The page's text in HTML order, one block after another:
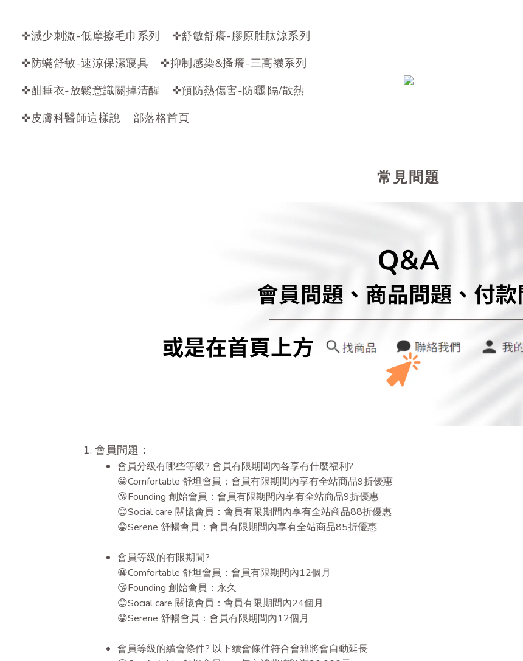
✜減少刺激-低摩擦毛巾系列
✜舒敏舒癢-膠原胜肽涼系列
✜防蟎舒敏-速涼保潔寢具
✜抑制感染&搔癢-三高襪系列
✜酣睡衣-放鬆意識關掉清醒
✜預防熱傷害-防曬.隔/散熱
✜皮膚科醫師這樣說
部落格首頁
常見問題
1. 會員問題：
會員分級有哪些等級? 會員有限期間內各享有什麼福利?
😀Comfortable 舒坦會員：會員有限期間內享有全站商品9折優惠
😘Founding 創始會員：會員有限期間內享有全站商品9折優惠
😊Social care 關懷會員：會員有限期間內享有全站商品88折優惠
😁Serene 舒暢會員：會員有限期間內享有全站商品85折優惠
會員等級的有限期間?
😀Comfortable 舒坦會員：會員有限期間內12個月
😘Founding 創始會員：永久
😊Social care 關懷會員：會員有限期間內24個月
😁Serene 舒暢會員：會員有限期間內12個月
會員等級的續會條件? 以下續會條件符合會籍將會自動延長